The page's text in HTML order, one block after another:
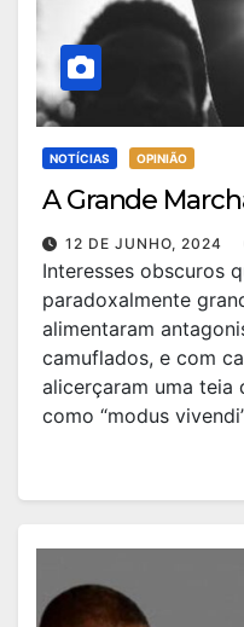
NOTÍCIAS OPINIÃO
A Grande
12 DE JUNHO, 2024
Interesses obscuros
paradoxalmente
alimentaram
camuflados, e com
alicerçaram uma teia
como “modus